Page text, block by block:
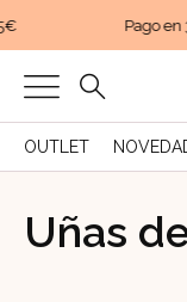
Pago en
OUTLET
Uñas